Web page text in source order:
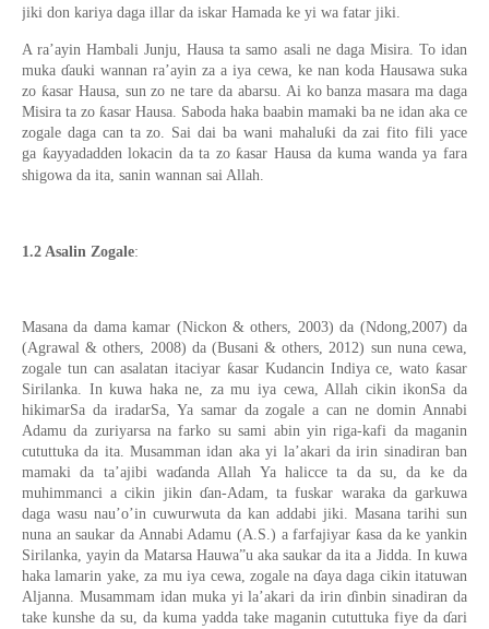
jiki don kariya daga illar da iskar Hamada ke yi wa fatar jiki.
A ra’ayin Hambali Junju, Hausa ta samo asali ne daga Misira. To idan
muka ɗauki wannan ra’ayin za a iya cewa, ke nan koda Hausawa suka
zo ƙasar Hausa, sun zo ne tare da abarsu. Ai ko banza masara ma daga
Misira ta zo ƙasar Hausa. Saboda haka baabin mamaki ba ne idan aka ce
zogale daga can ta zo. Sai dai ba wani mahaluƙi da zai fito fili yace
ga ƙayyadadden lokacin da ta zo ƙasar Hausa da kuma wanda ya fara
shigowa da ita, sanin wannan sai Allah.
1.2 Asalin Zogale:
Masana da dama kamar (Nickon & others, 2003) da (Ndong,2007) da
(Agrawal & others, 2008) da (Busani & others, 2012) sun nuna cewa,
zogale tun can asalatan itaciyar ƙasar Kudancin Indiya ce, wato ƙasar
Sirilanka. In kuwa haka ne, za mu iya cewa, Allah cikin ikonSa da
hikimarSa da iradarSa, Ya samar da zogale a can ne domin Annabi
Adamu da zuriyarsa na farko su sami abin yin riga-kafi da maganin
cututtuka da ita. Musamman idan aka yi la’akari da irin sinadiran ban
mamaki da ta’ajibi waɗanda Allah Ya halicce ta da su, da ke da
muhimmanci a cikin jikin ɗan-Adam, ta fuskar waraka da garkuwa
daga wasu nau’o’in cuwurwuta da kan addabi jiki. Masana tarihi sun
nuna an saukar da Annabi Adamu (A.S.) a farfajiyar ƙasa da ke yankin
Sirilanka, yayin da Matarsa Hauwa”u aka saukar da ita a Jidda. In kuwa
haka lamarin yake, za mu iya cewa, zogale na ɗaya daga cikin itatuwan
Aljanna. Musammam idan muka yi la’akari da irin ɗinbin sinadiran da
take kunshe da su, da kuma yadda take maganin cututtuka fiye da ɗari